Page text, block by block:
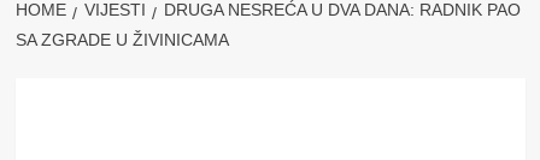
HOME VIJESTI
DRUGA NESREĆA U DVA DANA: RADNIK PAO
SA ZGRADE U ŽIVINICAMA